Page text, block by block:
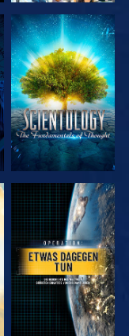
SERIE
ENTDECKEN
ANSEHEN